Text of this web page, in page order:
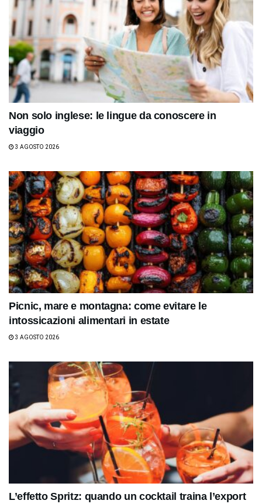
Non solo inglese: le lingue da conoscere in
viaggio
3 AGOSTO 2026
Picnic, mare e montagna: come evitare le
intossicazioni alimentari in estate
3 AGOSTO 2026
L’effetto Spritz: quando un cocktail traina l’export